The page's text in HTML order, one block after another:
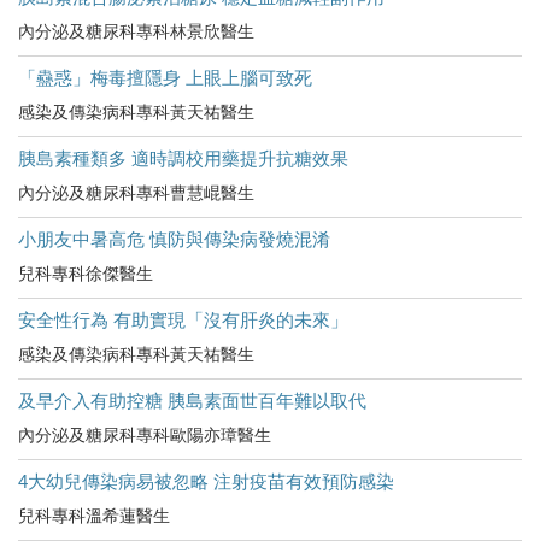
內分泌及糖尿科專科林景欣醫生
「蠱惑」梅毒擅隱身 上眼上腦可致死
感染及傳染病科專科黃天祐醫生
胰島素種類多 適時調校用藥提升抗糖效果
內分泌及糖尿科專科曹慧崐醫生
小朋友中暑高危​ 慎防與傳染病發燒混淆
兒科專科徐傑醫生
安全性行為 有助實現「沒有肝炎的未來」
感染及傳染病科專科黃天祐醫生
及早介入有助控糖 胰島素面世百年難以取代
內分泌及糖尿科專科歐陽亦璋醫生
4大幼兒傳染病易被忽略 注射疫苗有效預防感染
兒科專科溫希蓮醫生